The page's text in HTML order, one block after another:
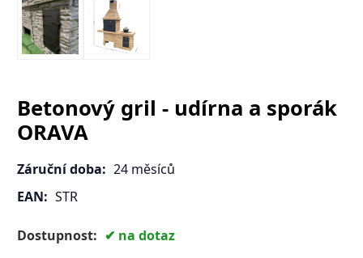
Betonový gril - udírna a sporák
ORAVA
Záruční doba: 24 měsíců
EAN: STR
Dostupnost:
na dotaz